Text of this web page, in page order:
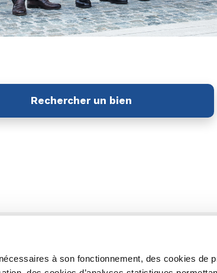
à son fonctionnement, des cookies de
Rechercher un bien